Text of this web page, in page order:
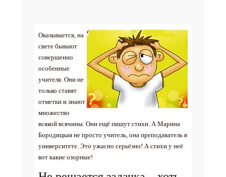
Оказывается, на
свете бывают
совершенно
особенные
учителя. Они не
только ставят
отметки и знают
множество
всякой всячины. Они ещё пишут стихи. А Марина
Бородицкая не просто учитель, она преподаватель в
университете. Это ужасно серьёзно! А стихи у неё
вот какие озорные!